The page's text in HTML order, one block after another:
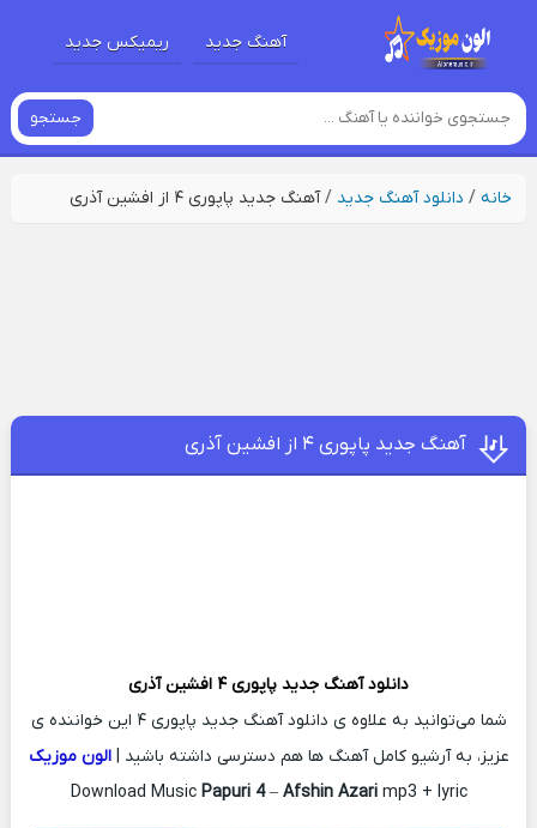
آهنگ جدید ریمیکس جدید
جستجو
خانه/ دانلود آهنگ جدید /آهنگ جدید پاپوری ۴ از افشین آذری
آهنگ جدید پاپوری ۴ از افشین آذری
دانلود آهنگ جدید پاپوری ۴
افشین آذری
شما می‌توانید به علاوه ی دانلود آهنگ جدید پاپوری ۴ این خواننده ی
عزیز، به آرشیو کامل آهنگ ها هم دسترسی داشته باشید |الون موزیک
Download Music Papuri 4– Afshin Azarimp3 + lyric